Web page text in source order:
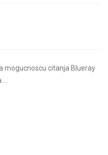
mogucnoscu citanja Blueray